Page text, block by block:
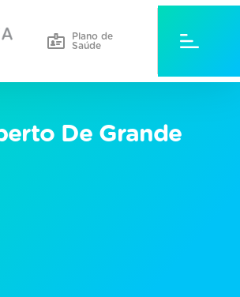
Plano de
Saúde
De Grande